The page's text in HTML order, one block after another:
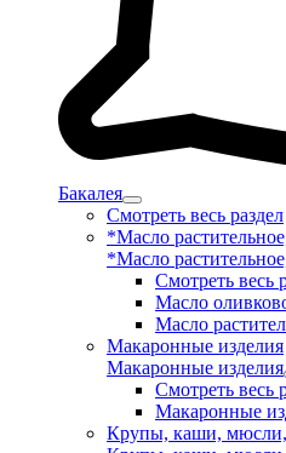
Бакалея
Смотреть весь раздел
*Масло
*Масло
Смотреть весь
Масло
Масло
Макаронные изделия
Макаронные изделия
Смотреть весь
Макаронные
Крупы, каши, мюсли,